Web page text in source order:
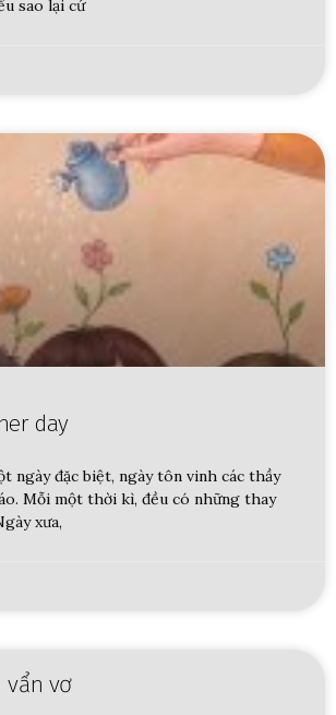
sao lại cứ
day
ngày đặc biệt, ngày tôn vinh các thầy
Mỗi một thời kì, đều có những thay
xưa,
vẩn vơ